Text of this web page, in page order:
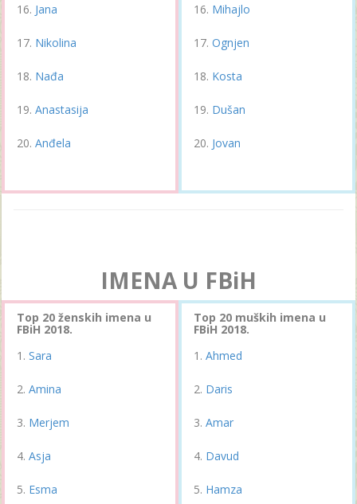
Jana
Nikolina
Nađa
Anastasija
Anđela
Mihajlo
Ognjen
Kosta
Dušan
Jovan
IMENA U FBiH
Top 20 ženskih imena u
FBiH 2018.
Sara
Amina
Merjem
Asja
Esma
Top 20 muških imena u
FBiH 2018.
Ahmed
Daris
Amar
Davud
Hamza